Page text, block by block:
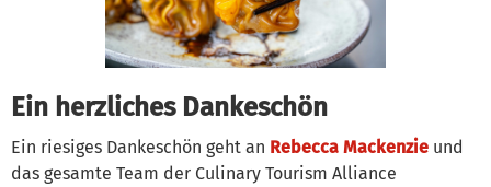
Ein herzliches Dankeschön
Ein riesiges Dankeschön geht an Rebecca Mackenzie und
das gesamte Team der Culinary Tourism Alliance